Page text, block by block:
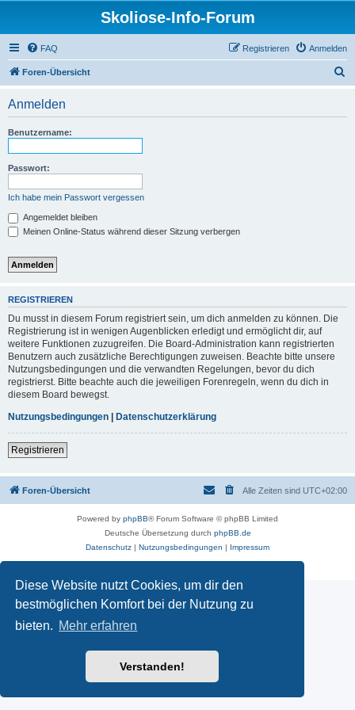
Diese Website nutzt Cookies, um dir den
bestmöglichen Komfort bei der Nutzung zu
bieten. Mehr erfahren
Verstanden!
Skoliose-Info-Forum
FAQ Anmelden
Registrieren
Foren-Übersicht
Anmelden
Benutzername:
Passwort:
Ich habe mein Passwort vergessen
Angemeldet bleiben
Meinen Online-Status während dieser Sitzung verbergen
REGISTRIEREN
Du musst in diesem Forum registriert sein, um dich anmelden zu können. Die
Registrierung ist in wenigen Augenblicken erledigt und ermöglicht dir, auf
weitere Funktionen zuzugreifen. Die Board-Administration kann registrierten
Benutzern auch zusätzliche Berechtigungen zuweisen. Beachte bitte unsere
Nutzungsbedingungen und die verwandten Regelungen, bevor du dich
registrierst. Bitte beachte auch die jeweiligen Forenregeln, wenn du dich in
diesem Board bewegst.
Nutzungsbedingungen | Datenschutzerklärung
Registrieren
Foren-Übersicht Alle Zeiten sind UTC+02:00
Powered by phpBB® Forum Software © phpBB Limited
Deutsche Übersetzung durch phpBB.de
Datenschutz | Nutzungsbedingungen | Impressum